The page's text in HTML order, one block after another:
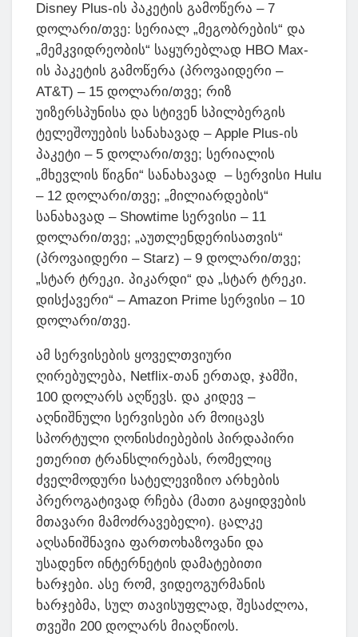
Disney Plus-ის პაკეტის გამოწერა – 7
დოლარი/თვე: სერიალ „მეგობრების“ და
„მემკვიდრეობის“ საყურებლად HBO Max-
ის პაკეტის გამოწერა (პროვაიდერი –
AT&T) – 15 დოლარი/თვე; რიზ
უიზერსპუნისა და სტივენ სპილბერგის
ტელეშოუების სანახავად – Apple Plus-ის
პაკეტი – 5 დოლარი/თვე; სერიალის
„მხევლის წიგნი“ სანახავად – სერვისი Hulu
– 12 დოლარი/თვე; „მილიარდების“
სანახავად – Showtime სერვისი – 11
დოლარი/თვე; „აუთლენდერისათვის“
(პროვაიდერი – Starz) – 9 დოლარი/თვე;
„სტარ ტრეკი. პიკარდი“ და „სტარ ტრეკი.
დისქავერი“ – Amazon Prime სერვისი – 10
დოლარი/თვე.
ამ სერვისების ყოველთვიური
ღირებულება, Netflix-თან ერთად, ჯამში,
100 დოლარს აღწევს. და კიდევ –
აღნიშნული სერვისები არ მოიცავს
სპორტული ღონისძიებების პირდაპირი
ეთერით ტრანსლირებას, რომელიც
ძველმოდური სატელევიზიო არხების
პრეროგატივად რჩება (მათი გაყიდვების
მთავარი მამოძრავებელი). ცალკე
აღსანიშნავია ფართოხაზოვანი და
უსადენო ინტერნეტის დამატებითი
ხარჯები. ასე რომ, ვიდეოგურმანის
ხარჯებმა, სულ თავისუფლად, შესაძლოა,
თვეში 200 დოლარს მიაღწიოს.